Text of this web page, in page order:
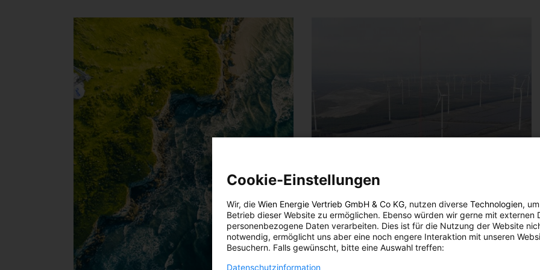
TECH
Cookie-Einstellungen
Wir, die Wien Energie Vertrieb GmbH & Co KG, nutzen diverse Technologien,
Betrieb dieser Website zu ermöglichen. Ebenso würden wir gerne mit externen
personenbezogene Daten verarbeiten. Dies ist für die Nutzung der Website
notwendig, ermöglicht uns aber eine noch engere Interaktion mit unseren
Besuchern. Falls gewünscht, bitte eine Auswahl treffen:
Datenschutzinformation